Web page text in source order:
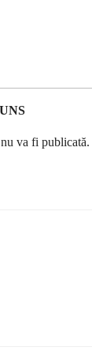
va fi publicată.